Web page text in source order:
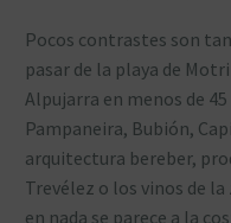
Pocos contrastes son
pasar de la playa de
Alpujarra en menos de
Pampaneira, Bubión,
arquitectura bereber,
Trevélez o los vinos de
en nada se parece a la